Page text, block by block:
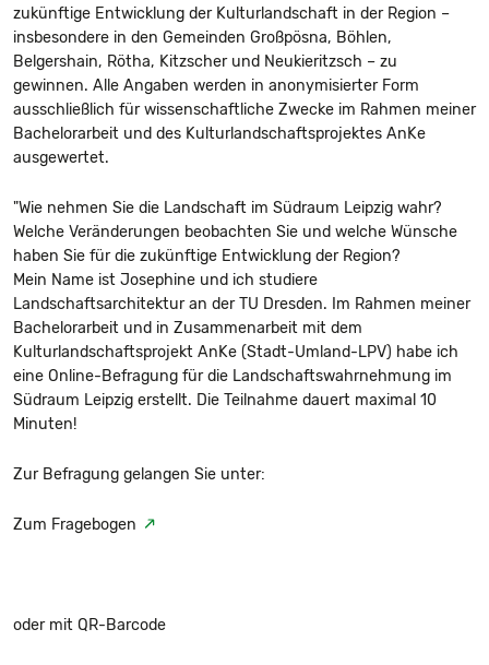
zukünftige Entwicklung der Kulturlandschaft in der Region –
insbesondere in den Gemeinden Großpösna, Böhlen,
Belgershain, Rötha, Kitzscher und Neukieritzsch – zu
gewinnen. Alle Angaben werden in anonymisierter Form
ausschließlich für wissenschaftliche Zwecke im Rahmen meiner
Bachelorarbeit und des Kulturlandschaftsprojektes AnKe
ausgewertet.
"Wie nehmen Sie die Landschaft im Südraum Leipzig wahr?
Welche Veränderungen beobachten Sie und welche Wünsche
haben Sie für die zukünftige Entwicklung der Region?
Mein Name ist Josephine und ich studiere
Landschaftsarchitektur an der TU Dresden. Im Rahmen meiner
Bachelorarbeit und in Zusammenarbeit mit dem
Kulturlandschaftsprojekt AnKe (Stadt-Umland-LPV) habe ich
eine Online-Befragung für die Landschaftswahrnehmung im
Südraum Leipzig erstellt. Die Teilnahme dauert maximal 10
Minuten!
Zur Befragung gelangen Sie unter:
Zum Fragebogen
oder mit QR-Barcode